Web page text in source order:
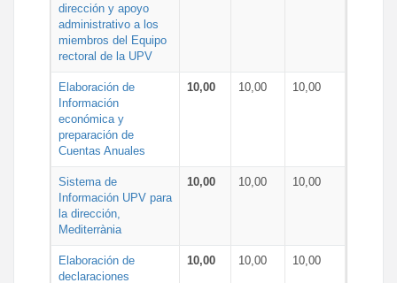
dirección y apoyo
administrativo a los
miembros del Equipo
rectoral de la UPV
Elaboración de
Información
económica y
preparación de
Cuentas Anuales
10,00 10,00 10,00
Sistema de
Información UPV para
la dirección,
Mediterrània
10,00 10,00 10,00
Elaboración de
declaraciones
10,00 10,00 10,00